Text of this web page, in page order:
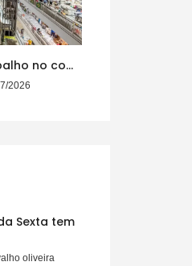
Acordo regulamenta trabalho no comércio em feriados
2026
Sexta tem
oliveira